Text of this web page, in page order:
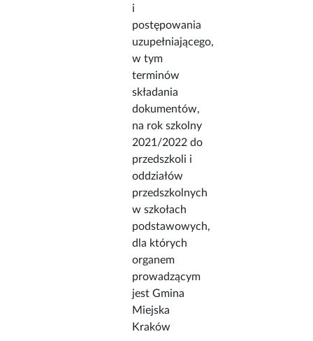
i
postępowania
uzupełniającego,
w tym
terminów
składania
dokumentów,
na rok szkolny
2021/2022 do
przedszkoli i
oddziałów
przedszkolnych
w szkołach
podstawowych,
dla których
organem
prowadzącym
jest Gmina
Miejska
Kraków